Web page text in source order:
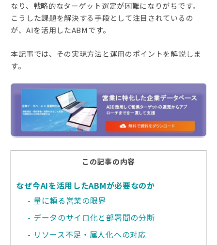
なり、戦略的なターゲット選定が困難になりがちです。
こうした課題を解決する手段として注目されているの
が、AIを活用したABMです。
本記事では、その実現方法と運用のポイントを解説しま
す。
この記事の内容
なぜ今AIを活用したABMが必要なのか
量に頼る営業の限界
データのサイロ化と部署間の分断
リソース不足・属人化への対応